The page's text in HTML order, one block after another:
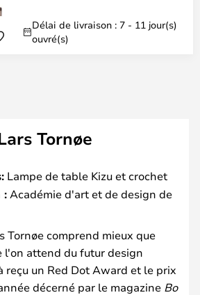
Délai de livraison : 7 - 11 jour(s)
ouvré(s)
Tornøe
Lampe de table Kizu et crochet
: Académie d'art et de design de
Tornøe comprend mieux que
l'on attend du futur design
reçu un Red Dot Award et le prix
décerné par le magazine Bo